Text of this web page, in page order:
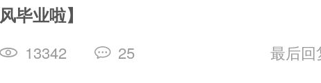
风毕业啦】
13342 25 最后回